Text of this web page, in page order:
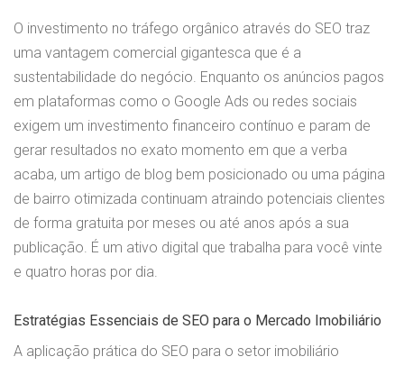
O investimento no tráfego orgânico através do SEO traz
uma vantagem comercial gigantesca que é a
sustentabilidade do negócio. Enquanto os anúncios pagos
em plataformas como o Google Ads ou redes sociais
exigem um investimento financeiro contínuo e param de
gerar resultados no exato momento em que a verba
acaba, um artigo de blog bem posicionado ou uma página
de bairro otimizada continuam atraindo potenciais clientes
de forma gratuita por meses ou até anos após a sua
publicação. É um ativo digital que trabalha para você vinte
e quatro horas por dia.
Estratégias Essenciais de SEO para o Mercado Imobiliário
A aplicação prática do SEO para o setor imobiliário